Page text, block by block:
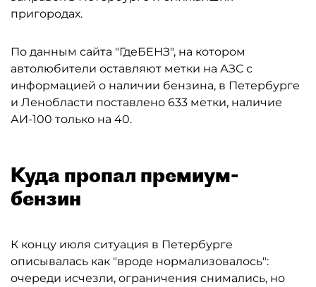
пригородах.
По данным сайта "ГдеБЕНЗ", на котором
автолюбители оставляют метки на АЗС с
информацией о наличии бензина, в Петербурге
и Ленобласти поставлено 633 метки, наличие
АИ-100 только на 40.
Куда пропал премиум-
бензин
К концу июля ситуация в Петербурге
описывалась как "вроде нормализовалось":
очереди исчезли, ограничения снимались, но